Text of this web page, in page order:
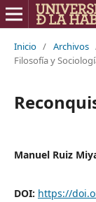
Inicio / Archivos
Filosofía y
Manuel Ruiz
DOI: https://